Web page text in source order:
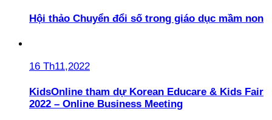
Hội thảo Chuyển đổi số trong giáo dục mầm non
16 Th11,2022
KidsOnline tham dự Korean Educare & Kids Fair
2022 – Online Business Meeting